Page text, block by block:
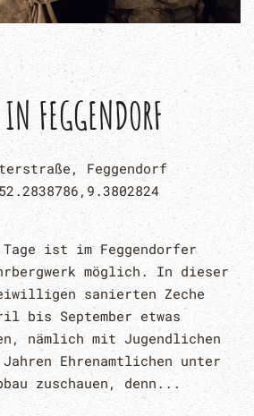
FEGGENDORF
Feggendorf
52.2838786,9.3802824
ist im Feggendorfer
möglich. In dieser
sanierten Zeche
bis September etwas
nämlich mit Jugendlichen
Ehrenamtlichen unter
zuschauen, denn...